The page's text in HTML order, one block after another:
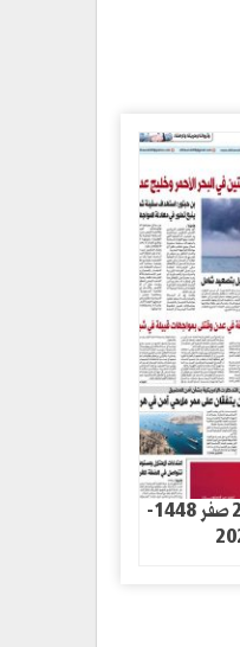
صحيفة الثورة الخميس 23 صفر 1448-